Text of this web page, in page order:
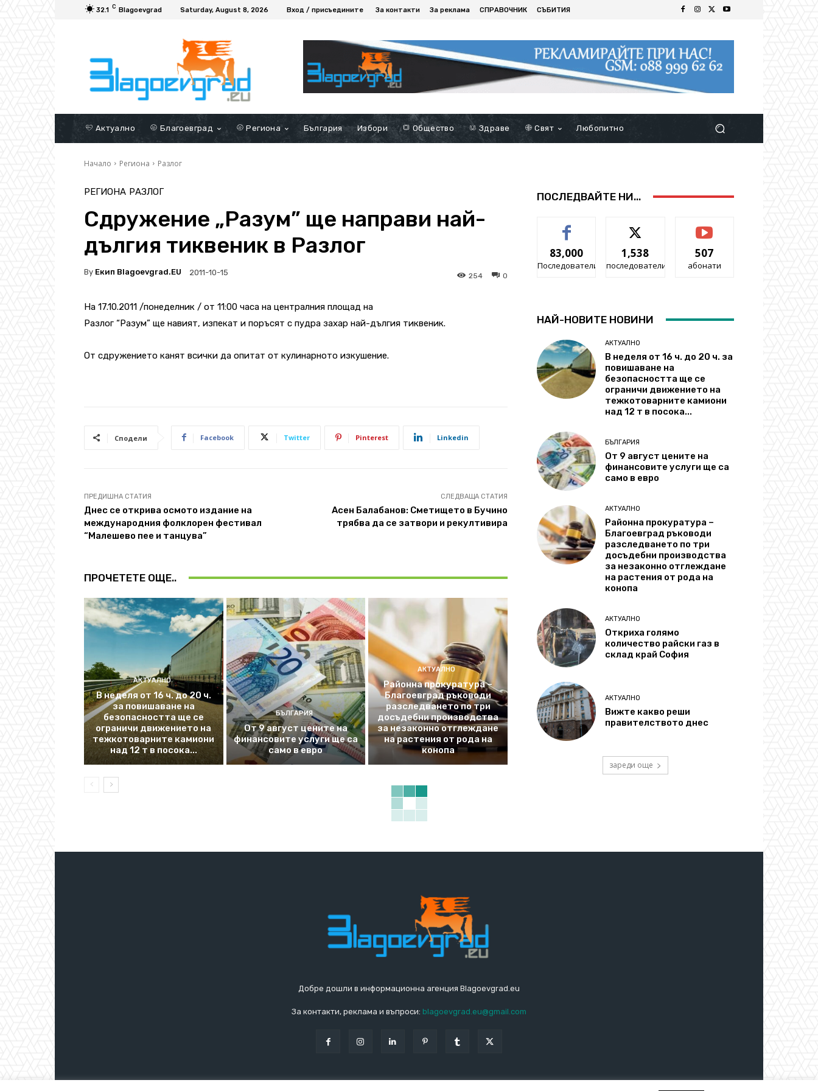
32.1 C Blagoevgrad Saturday, August 8, 2026 Вход / присъедините За контакти За реклама СПРАВОЧНИК СЪБИТИЯ
Актуално Благоевград Региона България Избори Общество Здраве Свят Любопитно
Начало Региона Разлог
РЕГИОНА РАЗЛОГ
Сдружение „Разум” ще направи най-
дългия тиквеник в Разлог
By Екип Blagoevgrad.EU 2011-10-15 0
254
На 17.10.2011 /понеделник / от 11:00 часа на централния площад на
Разлог “Разум” ще навият, изпекат и поръсят с пудра захар най-дългия тиквеник.
От сдружението канят всички да опитат от кулинарното изкушение.
Сподели Facebook Twitter Pinterest Linkedin
ПРЕДИШНА СТАТИЯ
Днес се открива осмото издание на
международния фолклорен фестивал
“Малешево пее и танцува”
СЛЕДВАЩА СТАТИЯ
Асен Балабанов: Сметището в Бучино
трябва да се затвори и рекултивира
ПРОЧЕТЕТЕ ОЩЕ..
АКТУАЛНО
В неделя от 16 ч. до 20 ч.
за повишаване на
безопасността ще се
ограничи движението на
тежкотоварните камиони
над 12 т в посока...
БЪЛГАРИЯ
От 9 август цените на
финансовите услуги ще са
само в евро
АКТУАЛНО
Районна прокуратура –
Благоевград ръководи
разследването по три
досъдебни производства
за незаконно отглеждане
на растения от рода на
конопа
ПОСЛЕДВАЙТЕ НИ...
83,000
Последователи
1,538
последователи
507
абонати
НАЙ-НОВИТЕ НОВИНИ
АКТУАЛНО
В неделя от 16 ч. до 20 ч. за
повишаване на
безопасността ще се
ограничи движението на
тежкотоварните камиони
над 12 т в посока...
БЪЛГАРИЯ
От 9 август цените на
финансовите услуги ще са
само в евро
АКТУАЛНО
Районна прокуратура –
Благоевград ръководи
разследването по три
досъдебни производства
за незаконно отглеждане
на растения от рода на
конопа
АКТУАЛНО
Откриха голямо
количество райски газ в
склад край София
АКТУАЛНО
Вижте какво реши
правителството днес
зареди още
Добре дошли в информационна агенция Blagoevgrad.eu
За контакти, реклама и въпроси: blagoevgrad.eu@gmail.com